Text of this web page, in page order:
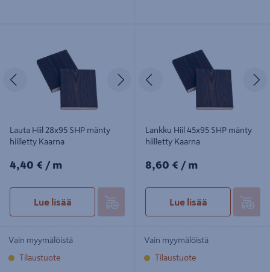
Edellinen Seuraava
Lauta Hiil 28x95 SHP mänty
hiilletty Kaarna
4,40€/m
4,40 € / m
Lue lisää
Vain myymälöistä
Tilaustuote
Edellinen
Lankku Hiil 45x95 SHP mänty
hiilletty Kaarna
8,60€/m
8,60 € / m
Lue lisää
Vain myymälöistä
Tilaustuote